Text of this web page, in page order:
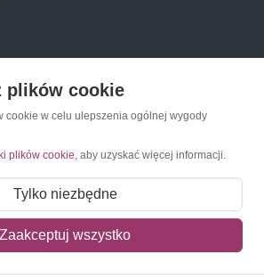
plików cookie
cookie w celu ulepszenia ogólnej wygody
plików cookie, aby uzyskać więcej informacji.
Tylko niezbędne
Zaakceptuj wszystko